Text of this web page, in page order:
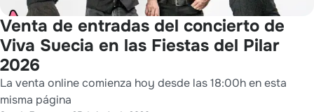
Venta de entradas del concierto de
Viva Suecia en las Fiestas del Pilar
2026
La venta online comienza hoy desde las 18:00h en esta
misma página